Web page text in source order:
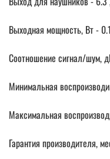
Выходная мощность, Вт -
Соотношение сигнал/шум,
Минимальная
Максимальная
Гарантия производителя,